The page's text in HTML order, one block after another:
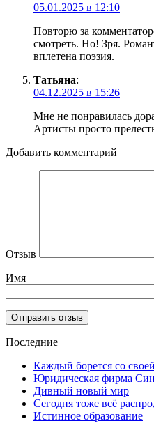
05.01.2025 в 12:10
Повторю за
смотреть. Но! Зря.
вплетена поэзия.
Татьяна:
04.12.2025 в 15:26
Мне не понравилась
Артисты просто
Добавить комментарий
Отзыв
Имя
Последние
Каждый борется со
Юридическая фирма
Дивный новый мир
Сегодня тоже всё
Истинное образование